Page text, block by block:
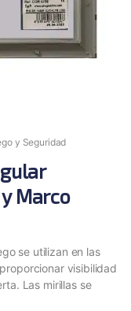
y Seguridad
Marco
se utilizan en las
visibilidad
Las mirillas se